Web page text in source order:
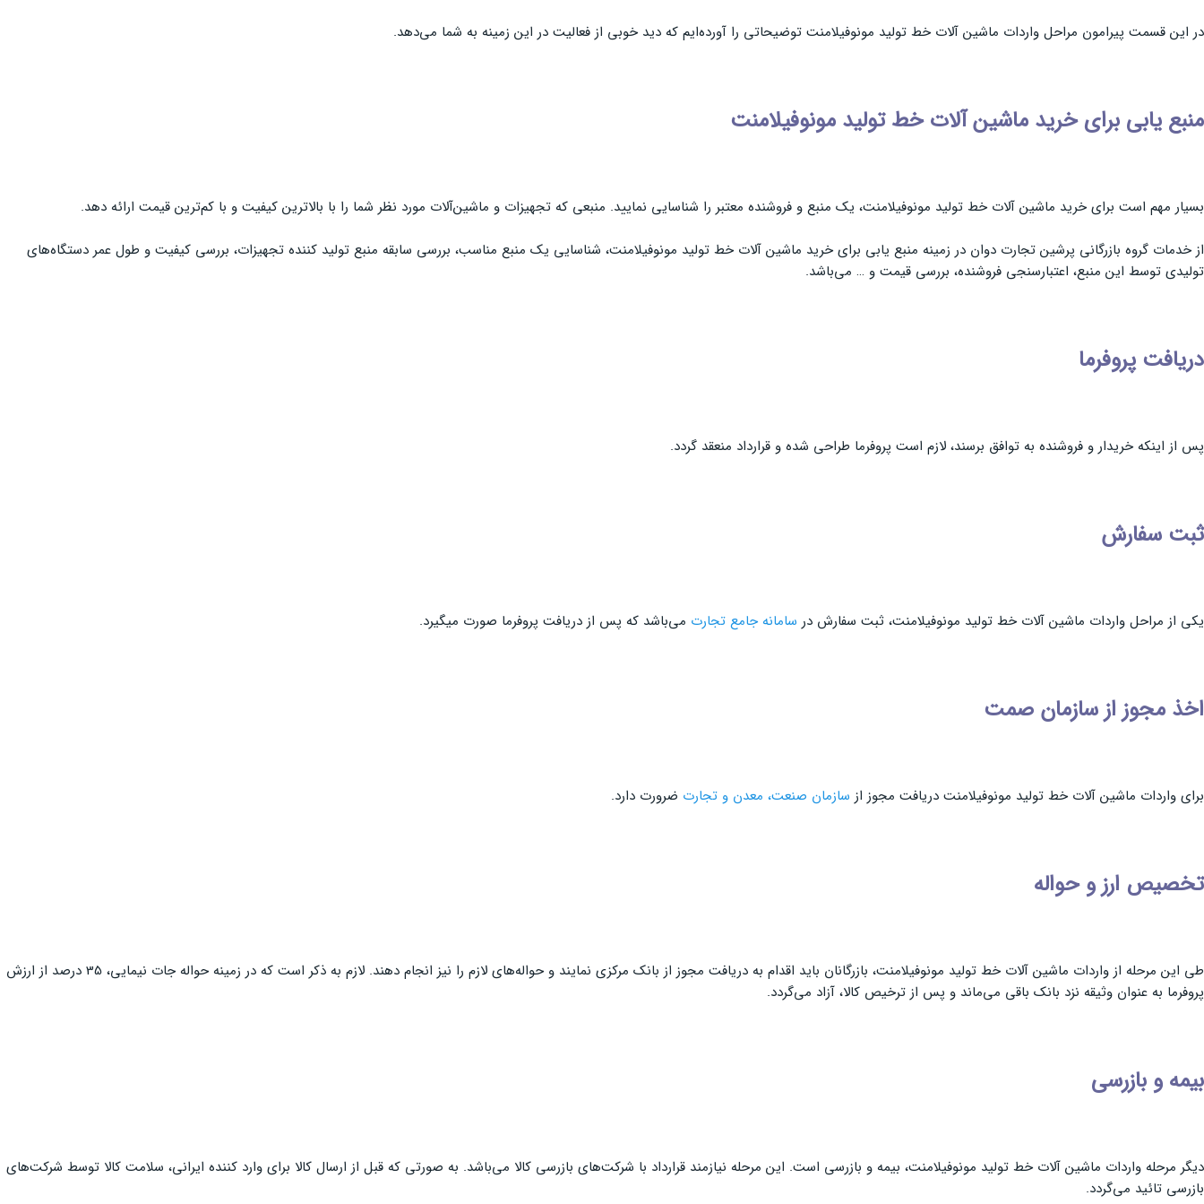
در این قسمت پیرامون مراحل واردات ماشین آلات خط تولید مونوفیلامنت توضیحاتی را آورده‌ایم که دید خوبی از فعالیت در این زمینه به شما می‌دهد.
منبع یابی برای خرید ماشین آلات خط تولید مونوفیلامنت
بسیار مهم است برای خرید ماشین آلات خط تولید مونوفیلامنت، یک منبع و فروشنده معتبر را شناسایی نمایید. منبعی که تجهیزات و ماشین‌آلات مورد نظر شما را با بالاترین کیفیت و با کم‌ترین قیمت ارائه دهد.
از خدمات گروه بازرگانی پرشین تجارت دوان در زمینه منبع یابی برای خرید ماشین آلات خط تولید مونوفیلامنت، شناسایی یک منبع مناسب، بررسی سابقه منبع تولید کننده تجهیزات، بررسی کیفیت و طول عمر دستگاه‌های
تولیدی توسط این منبع، اعتبارسنجی فروشنده، بررسی قیمت و … می‌باشد.
دریافت پروفرما
پس از اینکه خریدار و فروشنده به توافق برسند، لازم است پروفرما طراحی شده و قرارداد منعقد گردد.
ثبت سفارش
یکی از مراحل واردات ماشین آلات خط تولید مونوفیلامنت، ثبت سفارش در سامانه جامع تجارت می‌باشد که پس از دریافت پروفرما صورت می‎گیرد.
اخذ مجوز از سازمان صمت
برای واردات ماشین آلات خط تولید مونوفیلامنت دریافت مجوز از سازمان صنعت، معدن و تجارت ضرورت دارد.
تخصیص ارز و حواله
طی این مرحله از واردات ماشین آلات خط تولید مونوفیلامنت، بازرگانان باید اقدام به دریافت مجوز از بانک مرکزی نمایند و حواله‌های لازم را نیز انجام دهند. لازم به ذکر است که در زمینه حواله جات نیمایی، 35 درصد از ارزش
پروفرما به عنوان وثیقه نزد بانک باقی می‌ماند و پس از ترخیص کالا، آزاد می‌گردد.
بیمه و بازرسی
دیگر مرحله واردات ماشین آلات خط تولید مونوفیلامنت، بیمه و بازرسی است. این مرحله نیازمند قرارداد با شرکت‌های بازرسی کالا می‌باشد. به صورتی که قبل از ارسال کالا برای وارد کننده ایرانی، سلامت کالا توسط شرکت‌های
بازرسی تائید می‌گردد.